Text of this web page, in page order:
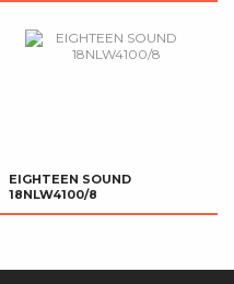
EIGHTEEN SOUND
18NLW4100/8